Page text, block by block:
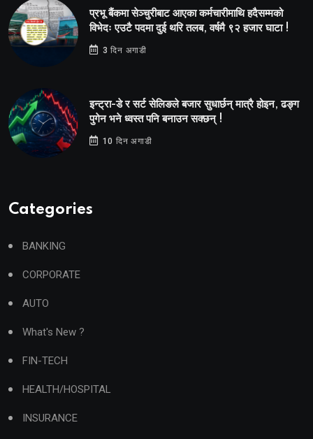
प्रभू बैंकमा सेञ्चुरीबाट आएका कर्मचारीमाथि हदैसम्मको
विभेदः एउटै पदमा दुई थरि तलब, वर्षमै ९२ हजार घाटा !
3 दिन अगाडी
इन्ट्रा-डे र सर्ट सेलिङले बजार सुधार्छन् मात्रै होइन, ढङ्ग
पुगेन भने ध्वस्त पनि बनाउन सक्छन् !
10 दिन अगाडी
Categories
BANKING
CORPORATE
AUTO
What's New ?
FIN-TECH
HEALTH/HOSPITAL
INSURANCE